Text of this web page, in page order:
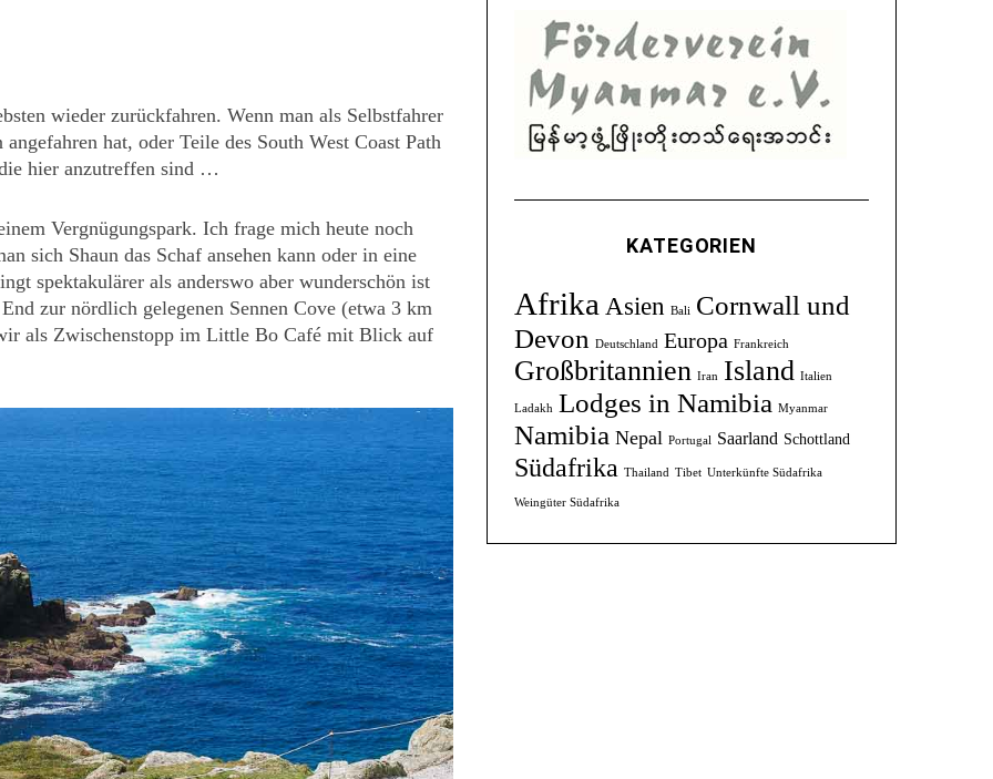
wieder zurückfahren. Wenn man als Selbstfahrer
hat, oder Teile des South West Coast Path
hier anzutreffen sind …
Vergnügungspark. Ich frage mich heute noch
sich Shaun das Schaf ansehen kann oder in eine
spektakulärer als anderswo aber wunderschön ist
zur nördlich gelegenen Sennen Cove (etwa 3 km
als Zwischenstopp im Little Bo Café mit Blick auf
KATEGORIEN
Afrika Asien Bali
Cornwall und
Devon
Deutschland Europa Frankreich
Großbritannien Iran Island Italien
Ladakh Lodges in Namibia Myanmar
Namibia Nepal Portugal Saarland Schottland
Südafrika Thailand Tibet Unterkünfte Südafrika
Weingüter Südafrika